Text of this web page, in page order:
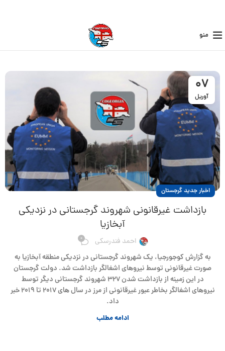
منو
07
آوریل
اخبار جدید گرجستان
بازداشت غیرقانونی شهروند گرجستانی در نزدیکی
آبخازیا
احمد فندرسکی 0
به گزارش کوجورجیا، یک شهروند گرجستانی در نزدیکی منطقه آبخازیا به
صورت غیرقانونی توسط نیروهای اشغالگر بازداشت شد. دولت گرجستان
در این زمینه از بازداشت شدن ۳۲۷ شهروند گرجستانی دیگر توسط
نیروهای اشغالگر بخاطر عبور غیرقانونی از مرز در سال های ۲۰۱۷ تا ۲۰۱۹ خبر
داد.
ادامه مطلب